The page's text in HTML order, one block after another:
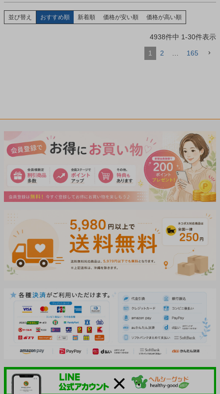
並び替え おすすめ順 新着順 価格が安い順 価格が高い順
4938件中 1-30件表示
1 2 165